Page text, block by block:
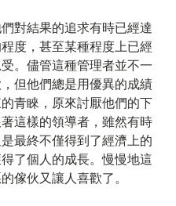
對結果的追求有時已經達
度，甚至某種程度上已經
。儘管這種管理者並不一
但他們總是用優異的成績
青睞，原來討厭他們的下
這樣的領導者，雖然有時
最終不僅得到了經濟上的
了個人的成長。慢慢地這
傢伙又讓人喜歡了。